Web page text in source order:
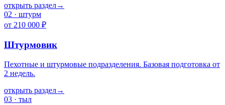
открыть раздел→
02 · штурм
от 210 000 ₽
Штурмовик
Пехотные и штурмовые подразделения. Базовая подготовка от
2 недель.
открыть раздел→
03 · тыл